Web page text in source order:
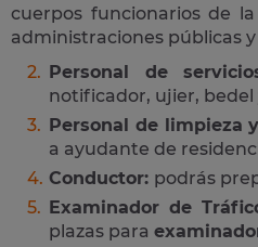
cuerpos funcionarios de
administraciones públicas
Personal de
notificador, ujier, bedel
Personal de limpieza
a ayudante de
Conductor: podrás
Examinador de
plazas para